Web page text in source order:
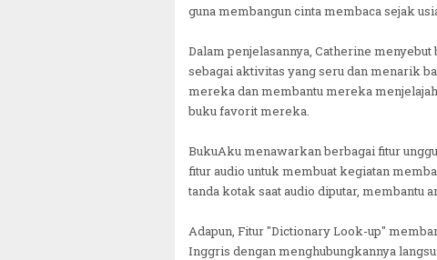
guna membangun cinta membaca sejak
Dalam penjelasannya, Catherine
sebagai aktivitas yang seru dan menarik
mereka dan membantu mereka
buku favorit mereka.
BukuAku menawarkan berbagai fitur
fitur audio untuk membuat kegiatan
tanda kotak saat audio diputar, membantu
Adapun, Fitur "Dictionary Look-up"
Inggris dengan menghubungkannya